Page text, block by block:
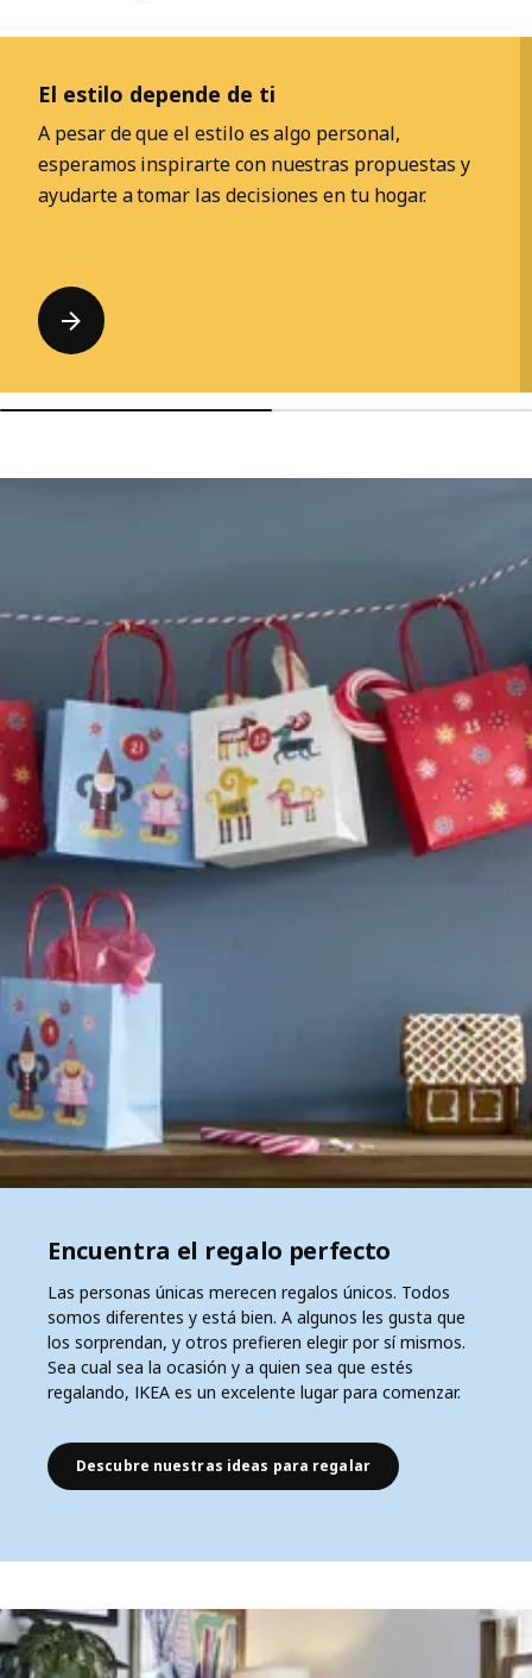
El estilo depende de ti
A pesar de que el estilo es algo personal,
esperamos inspirarte con nuestras propuestas y
ayudarte a tomar las decisiones en tu hogar.
Encuentra el regalo perfecto
Las personas únicas merecen regalos únicos. Todos
somos diferentes y está bien. A algunos les gusta que
los sorprendan, y otros prefieren elegir por sí mismos.
Sea cual sea la ocasión y a quien sea que estés
regalando, IKEA es un excelente lugar para comenzar.
Descubre nuestras ideas para regalar